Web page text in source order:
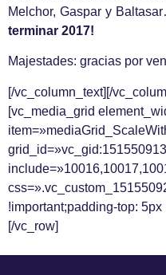
Melchor, Gaspar y
terminar 2017!
Majestades: gracias por
[/vc_column_text][/
[vc_media_grid
!important;padding-top:
[/vc_row]